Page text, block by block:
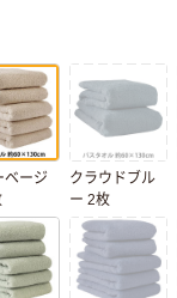
ベージ
クラウドブル
ー 2枚